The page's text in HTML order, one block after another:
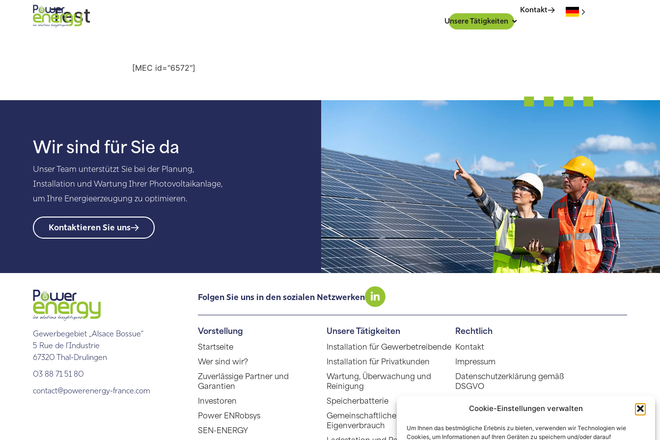
Cookie-Einstellungen verwalten
Um Ihnen das bestmögliche Erlebnis zu bieten, verwenden wir Technologien wie
Cookies, um Informationen auf Ihren Geräten zu speichern und/oder darauf
Unsere Tätigkeiten
Kontakt
Test
[MEC id="6572"]
Wir sind für Sie da
Unser Team unterstützt Sie bei der Planung,
Installation und Wartung Ihrer Photovoltaikanlage,
um Ihre Energieerzeugung zu optimieren.
Kontaktieren Sie uns
Gewerbegebiet „Alsace Bossue“
5 Rue de l’Industrie
67320 Thal-Drulingen
03 88 71 51 80
contact@powerenergy-france.com
Folgen Sie uns in den sozialen Netzwerken
Vorstellung
Startseite
Wer sind wir?
Zuverlässige Partner und
Garantien
Investoren
Power ENRobsys
SEN-ENERGY
Unsere Tätigkeiten
Installation für Gewerbetreibende
Installation für Privatkunden
Wartung, Überwachung und
Reinigung
Speicherbatterie
Gemeinschaftlicher
Eigenverbrauch
Rechtlich
Kontakt
Impressum
Datenschutzerklärung gemäß
DSGVO